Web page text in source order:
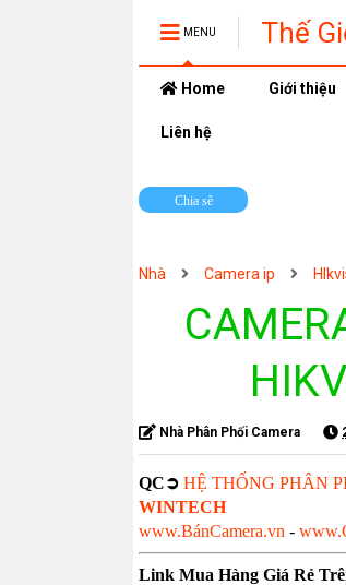
MENU Thế
Home Giới thiệu
Liên hệ
Chia sẽ
Nhà Camera ip
Nhà Phân Phối Camera
QC➲ HỆ THỐNG PHÂN
WINTECH
www.BánCamera.vn -
Link Mua Hàng Giá Rẻ